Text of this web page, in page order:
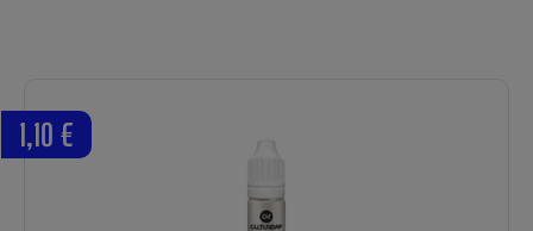
1,10 €